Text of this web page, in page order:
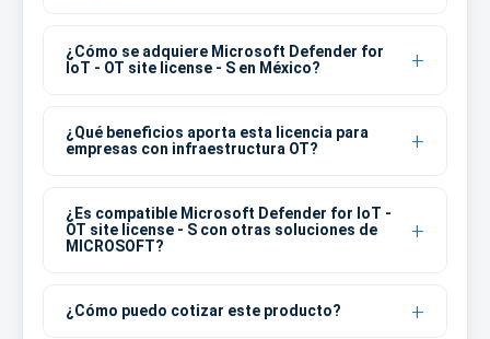
¿Cómo se adquiere Microsoft Defender for
IoT - OT site license - S en México?
¿Qué beneficios aporta esta licencia para
empresas con infraestructura OT?
¿Es compatible Microsoft Defender for IoT -
OT site license - S con otras soluciones de
MICROSOFT?
¿Cómo puedo cotizar este producto?